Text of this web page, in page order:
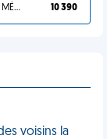
TU L'AS BIEN MÉRITÉ 10 390
voisins la